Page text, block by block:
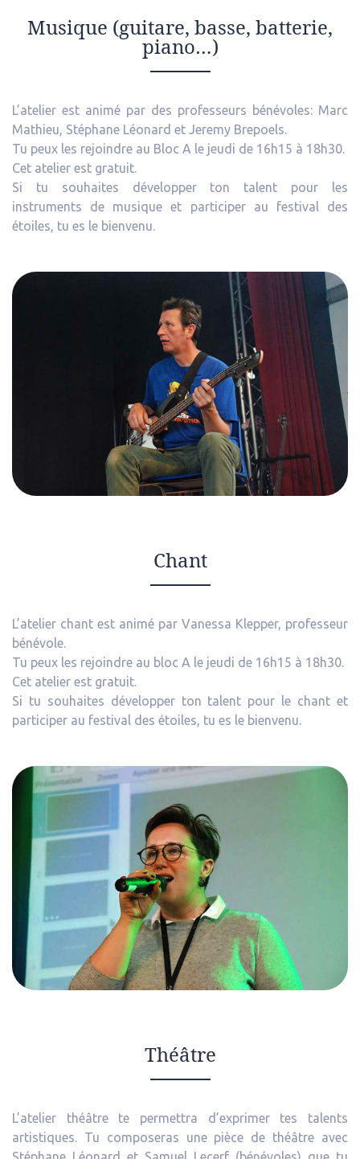
Musique (guitare, basse, batterie,
piano…)
L’atelier est animé par des professeurs bénévoles: Marc
Mathieu, Stéphane Léonard et Jeremy Brepoels.
Tu peux les rejoindre au Bloc A le jeudi de 16h15 à 18h30.
Cet atelier est gratuit.
Si tu souhaites développer ton talent pour les
instruments de musique et participer au festival des
étoiles, tu es le bienvenu.
Chant
L’atelier chant est animé par Vanessa Klepper, professeur
bénévole.
Tu peux les rejoindre au bloc A le jeudi de 16h15 à 18h30.
Cet atelier est gratuit.
Si tu souhaites développer ton talent pour le chant et
participer au festival des étoiles, tu es le bienvenu.
Théâtre
L’atelier théâtre te permettra d’exprimer tes talents
artistiques. Tu composeras une pièce de théâtre avec